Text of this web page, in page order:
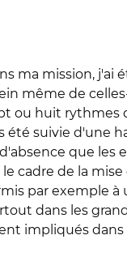
ma mission, j'ai
même de
ou huit rythmes
été suivie d'une
que les
cadre de la mise
par exemple
dans les
impliqués